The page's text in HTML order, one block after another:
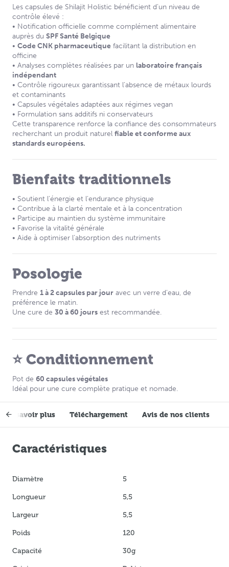
Les capsules de Shilajit Holistic bénéficient d’un niveau de
contrôle élevé :
• Notification officielle comme complément alimentaire
auprès du SPF Santé Belgique
• Code CNK pharmaceutique facilitant la distribution en
officine
• Analyses complètes réalisées par un laboratoire français
indépendant
• Contrôle rigoureux garantissant l’absence de métaux lourds
et contaminants
• Capsules végétales adaptées aux régimes vegan
• Formulation sans additifs ni conservateurs
Cette transparence renforce la confiance des consommateurs
recherchant un produit naturel fiable et conforme aux
standards européens.
Bienfaits traditionnels
• Soutient l’énergie et l’endurance physique
• Contribue à la clarté mentale et à la concentration
• Participe au maintien du système immunitaire
• Favorise la vitalité générale
• Aide à optimiser l’absorption des nutriments
Posologie
Prendre 1 à 2 capsules par jour avec un verre d’eau, de
préférence le matin.
Une cure de 30 à 60 jours est recommandée.
⭐ Conditionnement
Pot de 60 capsules végétales
Idéal pour une cure complète pratique et nomade.
En savoir plus Téléchargement Avis de nos clients
Caractéristiques
Diamètre 5
Longueur 5,5
Largeur 5,5
Poids 120
Capacité 30g